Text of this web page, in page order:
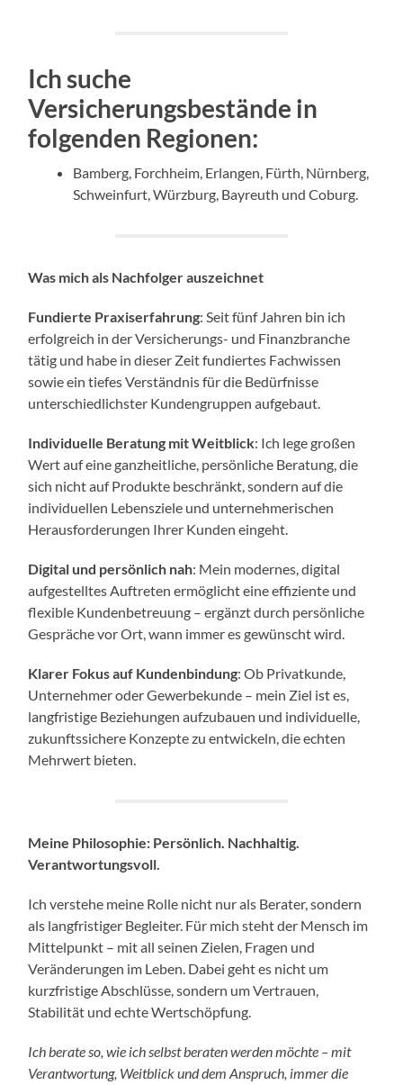
Ich suche
Versicherungsbestände in
folgenden Regionen:
Bamberg, Forchheim, Erlangen, Fürth, Nürnberg,
Schweinfurt, Würzburg, Bayreuth und Coburg.
Was mich als Nachfolger auszeichnet
Fundierte Praxiserfahrung: Seit fünf Jahren bin ich
erfolgreich in der Versicherungs- und Finanzbranche
tätig und habe in dieser Zeit fundiertes Fachwissen
sowie ein tiefes Verständnis für die Bedürfnisse
unterschiedlichster Kundengruppen aufgebaut.
Individuelle Beratung mit Weitblick: Ich lege großen
Wert auf eine ganzheitliche, persönliche Beratung, die
sich nicht auf Produkte beschränkt, sondern auf die
individuellen Lebensziele und unternehmerischen
Herausforderungen Ihrer Kunden eingeht.
Digital und persönlich nah: Mein modernes, digital
aufgestelltes Auftreten ermöglicht eine effiziente und
flexible Kundenbetreuung – ergänzt durch persönliche
Gespräche vor Ort, wann immer es gewünscht wird.
Klarer Fokus auf Kundenbindung: Ob Privatkunde,
Unternehmer oder Gewerbekunde – mein Ziel ist es,
langfristige Beziehungen aufzubauen und individuelle,
zukunftssichere Konzepte zu entwickeln, die echten
Mehrwert bieten.
Meine Philosophie: Persönlich. Nachhaltig.
Verantwortungsvoll.
Ich verstehe meine Rolle nicht nur als Berater, sondern
als langfristiger Begleiter. Für mich steht der Mensch im
Mittelpunkt – mit all seinen Zielen, Fragen und
Veränderungen im Leben. Dabei geht es nicht um
kurzfristige Abschlüsse, sondern um Vertrauen,
Stabilität und echte Wertschöpfung.
Ich berate so, wie ich selbst beraten werden möchte – mit
Verantwortung, Weitblick und dem Anspruch, immer die